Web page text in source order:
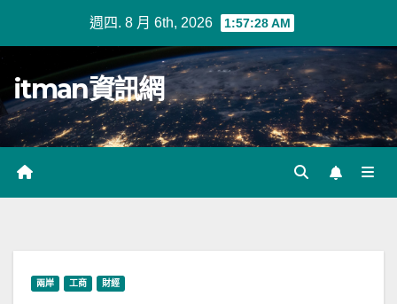
週四. 8 月 6th, 2026 1:57:28 AM
itman資訊網
兩岸 工商 財經